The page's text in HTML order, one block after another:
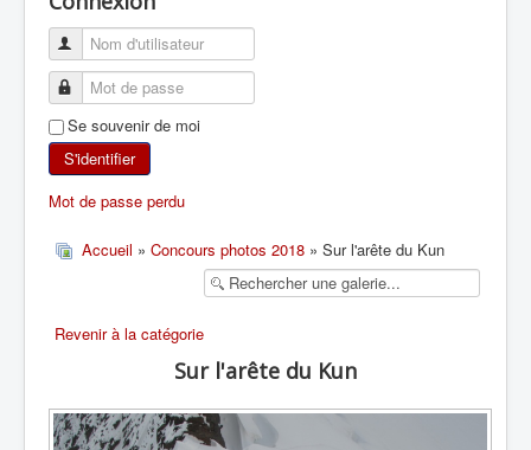
ESCALADE
ALPINISME
SKI DE RANDONNÉE
RANDONNÉE SPORTIVE
Se souvenir de moi
S'identifier
Mot de passe perdu
Accueil » Concours photos 2018 » Sur l'arête du Kun
Revenir à la catégorie
Sur l'arête du Kun